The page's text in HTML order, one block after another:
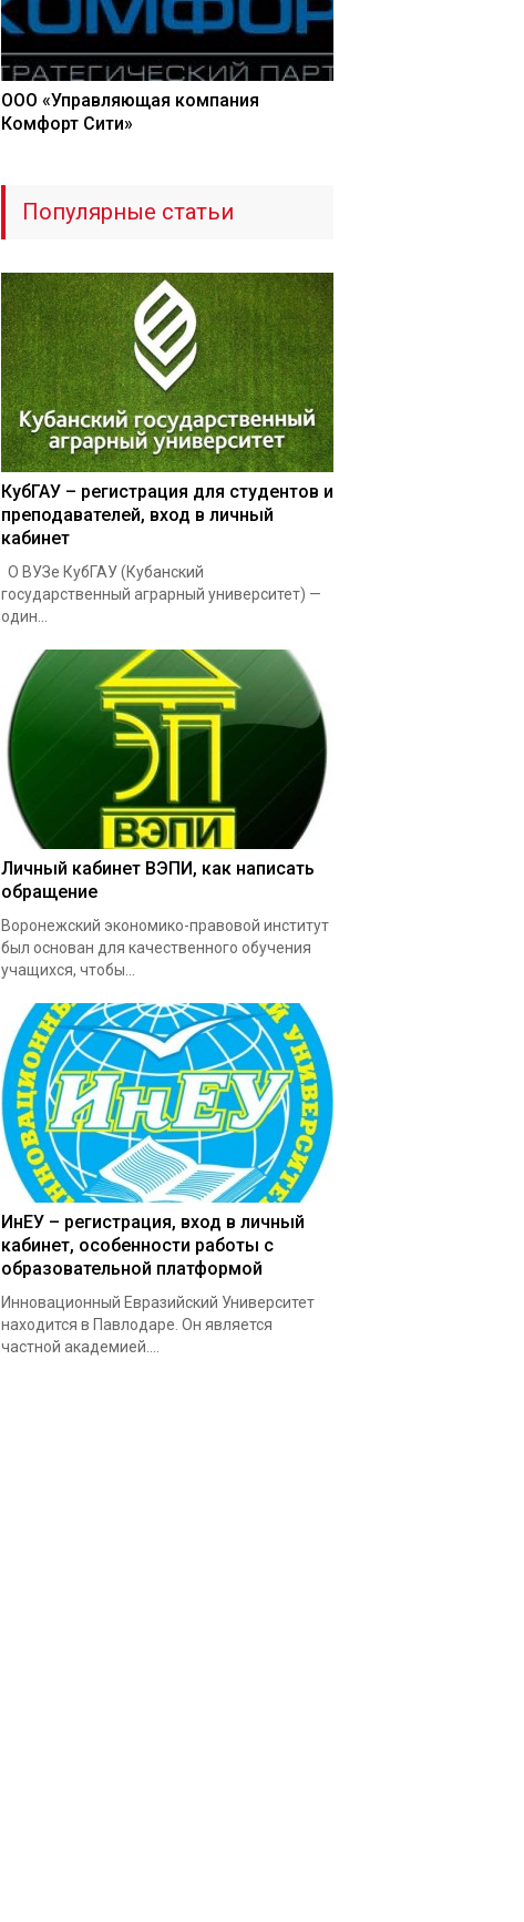
ООО «Управляющая компания
Комфорт Сити»
Популярные статьи
КубГАУ – регистрация для студентов и
преподавателей, вход в личный
кабинет
О ВУЗе КубГАУ (Кубанский
государственный аграрный университет) —
один...
Личный кабинет ВЭПИ, как написать
обращение
Воронежский экономико-правовой институт
был основан для качественного обучения
учащихся, чтобы...
ИнЕУ – регистрация, вход в личный
кабинет, особенности работы с
образовательной платформой
Инновационный Евразийский Университет
находится в Павлодаре. Он является
частной академией....